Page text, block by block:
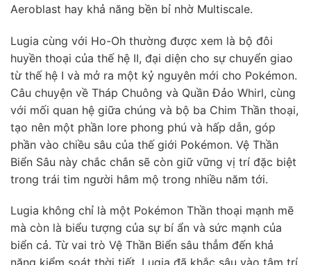
Aeroblast hay khả năng bền bỉ nhờ Multiscale.
Lugia cùng với Ho-Oh thường được xem là bộ đôi
huyền thoại của thế hệ II, đại diện cho sự chuyển giao
từ thế hệ I và mở ra một kỷ nguyên mới cho Pokémon.
Câu chuyện về Tháp Chuông và Quần Đảo Whirl, cùng
với mối quan hệ giữa chúng và bộ ba Chim Thần thoại,
tạo nên một phần lore phong phú và hấp dẫn, góp
phần vào chiều sâu của thế giới Pokémon. Vệ Thần
Biển Sâu này chắc chắn sẽ còn giữ vững vị trí đặc biệt
trong trái tim người hâm mộ trong nhiều năm tới.
Lugia không chỉ là một Pokémon Thần thoại mạnh mẽ
mà còn là biểu tượng của sự bí ẩn và sức mạnh của
biển cả. Từ vai trò Vệ Thần Biển sâu thẳm đến khả